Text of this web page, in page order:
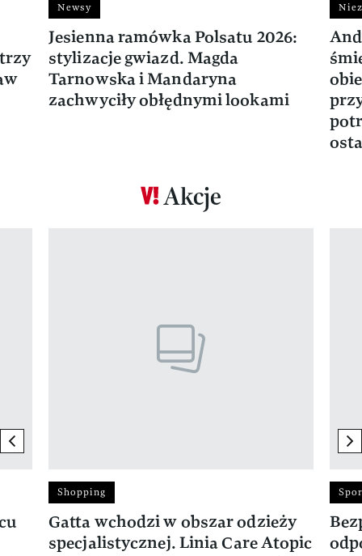
Newsy
Jesienna ramówka Polsatu 2026:
stylizacje gwiazd. Magda
Tarnowska i Mandaryna
zachwyciły obłędnymi lookami
Akcje
previous element
Shopping
Gatta wchodzi w obszar odzieży
specjalistycznej. Linia Care Atopic